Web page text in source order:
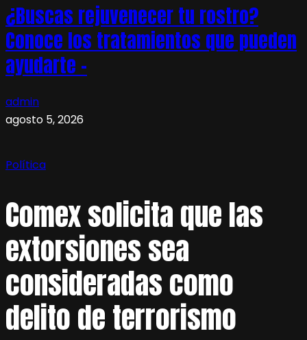
¿Buscas rejuvenecer tu rostro?
Conoce los tratamientos que pueden
ayudarte –
admin
agosto 5, 2026
Política
Comex solicita que las
extorsiones sea
consideradas como
delito de terrorismo